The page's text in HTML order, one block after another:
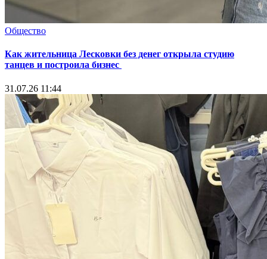
Общество
Как жительница Лесковки без денег открыла студию
танцев и построила бизнес
31.07.26 11:44